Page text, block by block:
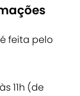
feita pelo
11h (de